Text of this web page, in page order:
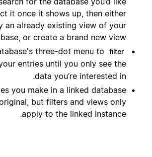
it once it shows up, then either
an already existing view of your
or create a brand new view.
three-dot menu to
filter
entries until you only see the
data you’re interested in.
you make in a linked database
but filters and views only
apply to the linked instance.